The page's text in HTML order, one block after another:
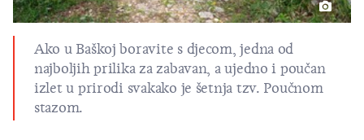
Ako u Baškoj boravite s djecom, jedna od
najboljih prilika za zabavan, a ujedno i poučan
izlet u prirodi svakako je šetnja tzv. Poučnom
stazom.